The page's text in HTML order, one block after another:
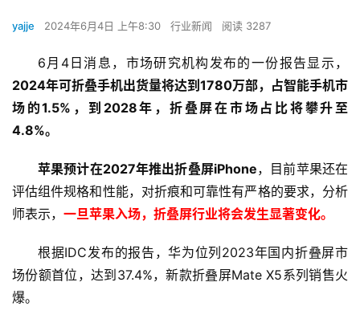
yajje 2024年6月4日 上午8:30 行业新闻 阅读 3287
6月4日消息，市场研究机构发布的一份报告显示，
2024年可折叠手机出货量将达到1780万部，占智能手机市
场的1.5%，到2028年，折叠屏在市场占比将攀升至
4.8%。
苹果预计在2027年推出折叠屏iPhone，目前苹果还在
评估组件规格和性能，对折痕和可靠性有严格的要求，分析
师表示， 一旦苹果入场，折叠屏行业将会发生显著变化。
根据IDC发布的报告，华为位列2023年国内折叠屏市
场份额首位，达到37.4%，新款折叠屏Mate X5系列销售火
爆。